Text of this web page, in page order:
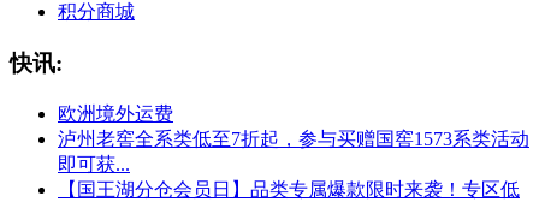
积分商城
快讯:
欧洲境外运费
泸州老窖全系类低至7折起，参与买赠国窖1573系类活动
即可获...
【国王湖分仓会员日】品类专属爆款限时来袭！专区低